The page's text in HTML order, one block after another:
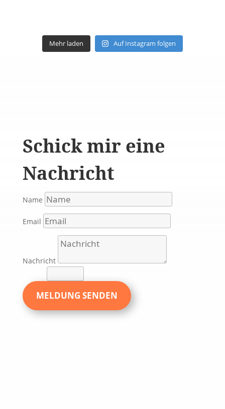
Mehr laden Auf Instagram folgen
Schick mir eine
Nachricht
Name
Email
Nachricht
MELDUNG SENDEN